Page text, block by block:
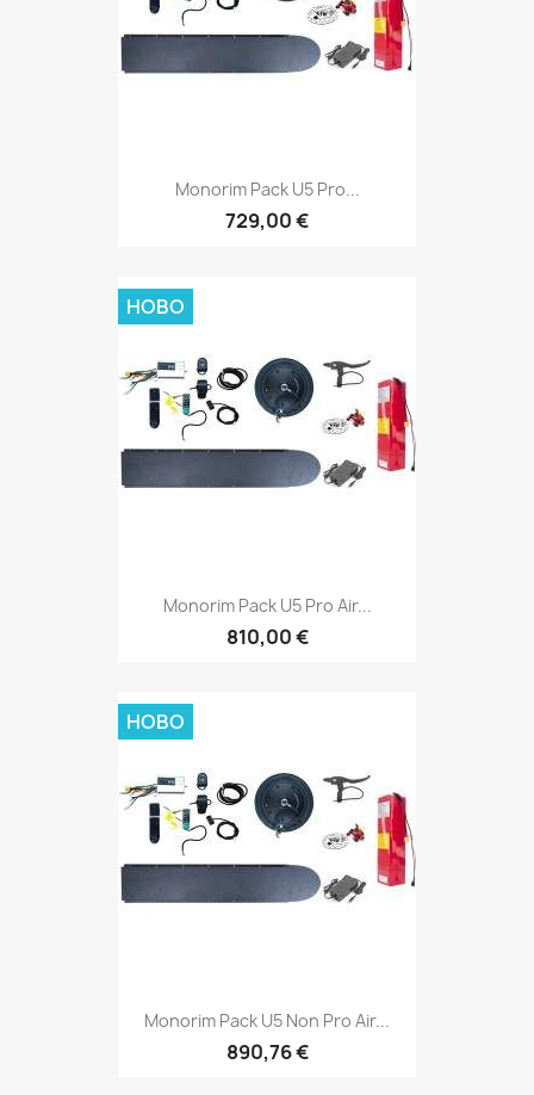
Monorim Pack U5 Pro...
729,00 €
Monorim Pack U5 Pro Air...
810,00 €
НОВО
Monorim Pack U5 Non Pro Air...
890,76 €
НОВО